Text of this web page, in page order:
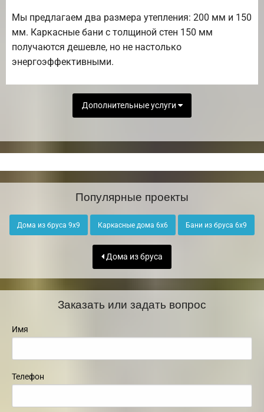
Мы предлагаем два размера утепления: 200 мм и 150
мм. Каркасные бани с толщиной стен 150 мм
получаются дешевле, но не настолько
энергоэффективными.
Дополнительные услуги
Популярные проекты
Дома из бруса 9х9 Каркасные дома 6х6 Бани из бруса 6х9
Дома из бруса
Заказать или задать вопрос
Имя
Телефон